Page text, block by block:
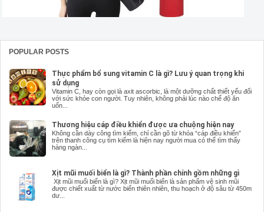
POPULAR POSTS
Thực phẩm bổ sung vitamin C là gì? Lưu ý quan trọng khi
sử dụng
Vitamin C, hay còn gọi là axit ascorbic, là một dưỡng chất thiết yếu đối
với sức khỏe con người. Tuy nhiên, không phải lúc nào chế độ ăn
uốn...
Thương hiệu cáp điều khiển được ưa chuộng hiện nay
Không cần dày công tìm kiếm, chỉ cần gõ từ khóa “cáp điều khiển”
trên thanh công cụ tìm kiếm là hiện nay người mua có thể tìm thấy
hàng ngàn...
Xịt mũi muối biển là gì? Thành phần chính gồm những gì
Xịt mũi muối biển là gì? Xịt mũi muối biển là sản phẩm vệ sinh mũi
được chiết xuất từ nước biển thiên nhiên, thu hoạch ở độ sâu từ 450m
dư...